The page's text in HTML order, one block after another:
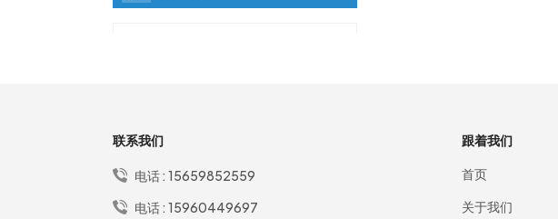
具套装
联系我们
电话 : 15659852559
电话 : 15960449697
跟着我们
首页
关于我们